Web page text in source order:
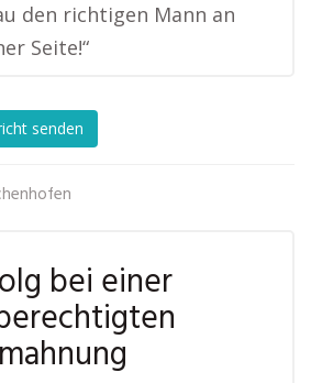
den richtigen Mann an
Seite!“
senden
bei einer